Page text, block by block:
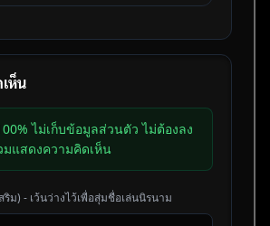
ห็น
ไม่เก็บข้อมูลส่วนตัว ไม่ต้องลง
มแสดงความคิดเห็น
ริม) - เว้นว่างไว้เพื่อสุ่มชื่อเล่นนิรนาม